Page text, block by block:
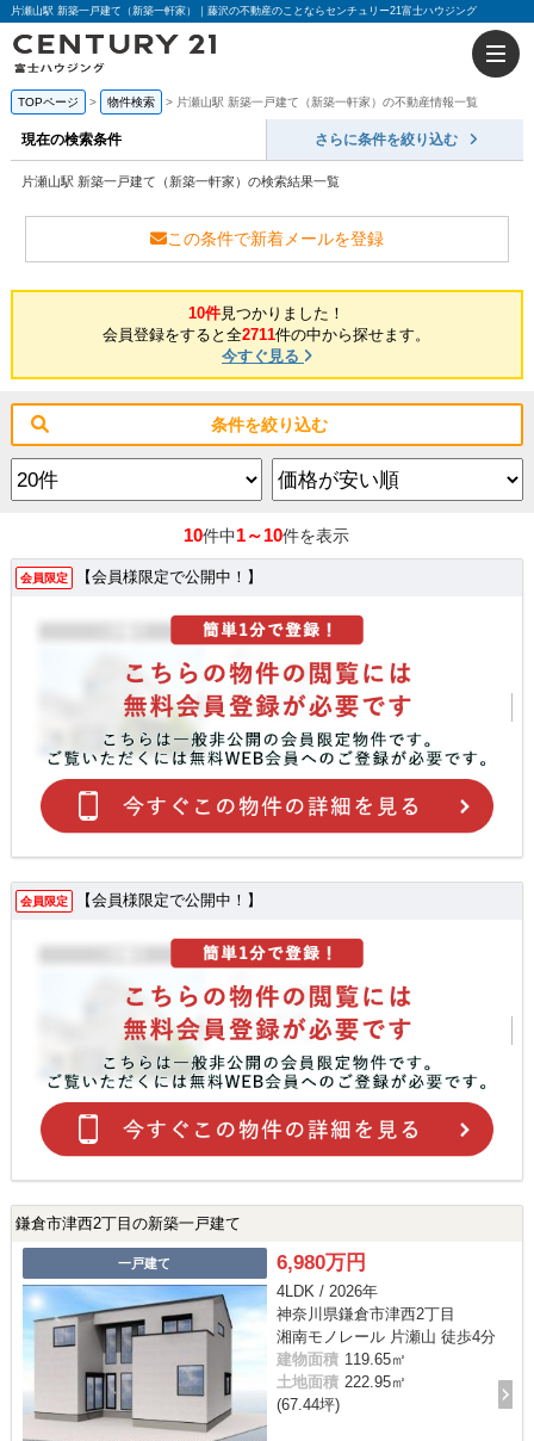
片瀬山駅 新築一戸建て（新築一軒家）｜藤沢の不動産のことならセンチュリー21富士ハウジング
TOPページ 物件検索 片瀬山駅 新築一戸建て（新築一軒家）の不動産情報一覧
現在の検索条件 さらに条件を絞り込む
片瀬山駅 新築一戸建て（新築一軒家）の検索結果一覧
この条件で新着メールを登録
10件見つかりました！
会員登録をすると全2711件の中から探せます。
今すぐ見る
条件を絞り込む
10件中1～10件を表示
会員限定 【会員様限定で公開中！】
会員限定 【会員様限定で公開中！】
鎌倉市津西2丁目の新築一戸建て
一戸建て 6,980万円
4LDK / 2026年
神奈川県鎌倉市津西2丁目
湘南モノレール 片瀬山 徒歩4分
建物面積 119.65㎡
土地面積 222.95㎡
(67.44坪)